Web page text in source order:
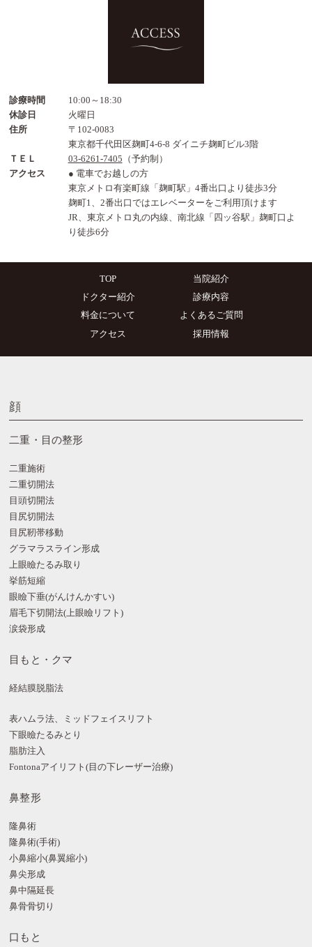
診療時間
10:00～18:30
休診日
火曜日
住所
〒102-0083
東京都千代田区麹町4-6-8 ダイニチ麹町ビル3階
ＴＥＬ
03-6261-7405 （予約制）
アクセス
● 電車でお越しの方
東京メトロ有楽町線「麹町駅」4番出口より徒歩3分
麹町1、2番出口ではエレベーターをご利用頂けます
JR、東京メトロ丸の内線、南北線「四ッ谷駅」麹町口よ
り徒歩6分
TOP
当院紹介
ドクター紹介
診療内容
料金について
よくあるご質問
アクセス
採用情報
顔
二重・目の整形
二重施術
二重切開法
目頭切開法
目尻切開法
目尻靭帯移動
グラマラスライン形成
上眼瞼たるみ取り
挙筋短縮
眼瞼下垂(がんけんかすい)
眉毛下切開法(上眼瞼リフト)
涙袋形成
目もと・クマ
経結膜脱脂法
表ハムラ法、ミッドフェイスリフト
下眼瞼たるみとり
脂肪注入
Fontonaアイリフト(目の下レーザー治療)
鼻整形
隆鼻術
隆鼻術(手術)
小鼻縮小(鼻翼縮小)
鼻尖形成
鼻中隔延長
鼻骨骨切り
口もと